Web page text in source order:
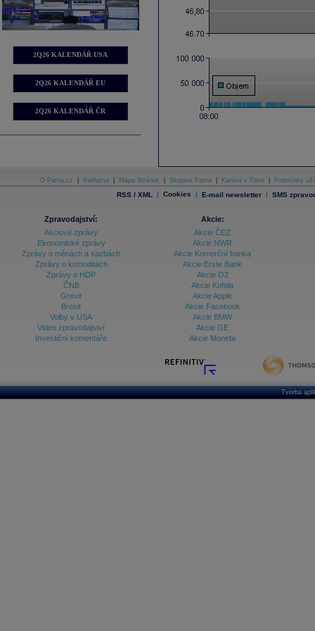
2Q26 KALENDÁŘ USA
2Q26 KALENDÁŘ EU
2Q26 KALENDÁŘ ČR
O Patria.cz Reklama Mapa Stránek Skupina Patria Kariéra v Patrii Podmínky
RSS / XML | Cookies | E-mail newsletter | SMS
Zpravodajství:
Akciové zprávy
Ekonomické zprávy
Zprávy o měnách a sazbách
Zprávy o komoditách
Zprávy o HDP
ČNB
Grexit
Brexit
Volby v USA
Video zpravodajství
Investiční komentáře
Akcie:
Akcie ČEZ
Akcie NWR
Akcie Komerční banka
Akcie Erste Bank
Akcie O2
Akcie Kofola
Akcie Apple
Akcie Facebook
Akcie BMW
Akcie GE
Akcie Moneta
Tvorba